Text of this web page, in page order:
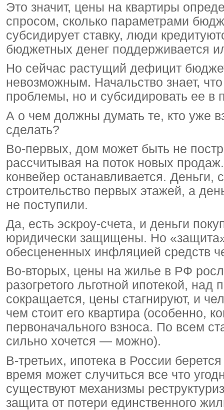
Это значит, цены на квартиры
спросом, сколько параметрами
субсидирует ставку, люди
бюджетных денег поддерживается
Но сейчас растущий дефицит
невозможным. Начальство знает,
проблемы, но и субсидировать ее
А о чем должны думать те, кто уже
сделать?
Во-первых, дом может быть не
рассчитывая на поток новых
конвейер останавливается.
строительство первых этажей, а
не поступили.
Да, есть эскроу-счета, и деньги
юридически защищены. Но
обесцененных инфляцией средств
Во-вторых, цены на жилье в РФ
разогретого льготной ипотекой,
сокращается, цены стагнируют, и
чем стоит его квартира (особенно,
первоначального взноса. По всем
сильно хочется — можно).
В-третьих, ипотека в России
время может случиться все что
существуют механизмы
защита от потери единственного